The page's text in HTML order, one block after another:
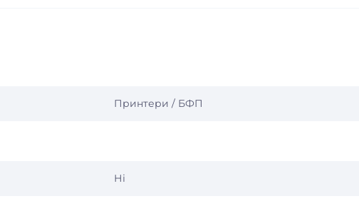
Принтери / БФП
Ні